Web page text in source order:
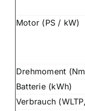
Motor (PS / kW)
Drehmoment
Batterie (kWh)
Verbrauch